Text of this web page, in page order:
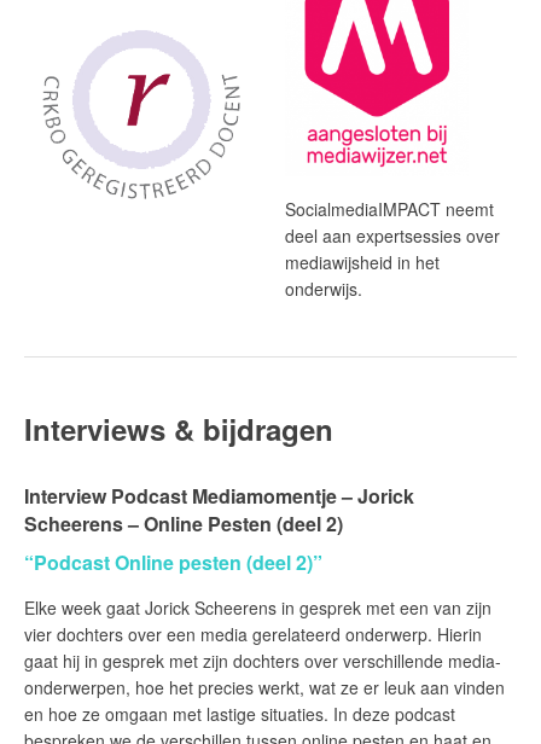
SocialmediaIMPACT neemt
deel aan expertsessies over
mediawijsheid in het
onderwijs.
Interviews & bijdragen
Interview Podcast Mediamomentje – Jorick
Scheerens – Online Pesten (deel 2)
“Podcast Online pesten (deel 2)”
Elke week gaat Jorick Scheerens in gesprek met een van zijn
vier dochters over een media gerelateerd onderwerp. Hierin
gaat hij in gesprek met zijn dochters over verschillende media-
onderwerpen, hoe het precies werkt, wat ze er leuk aan vinden
en hoe ze omgaan met lastige situaties. In deze podcast